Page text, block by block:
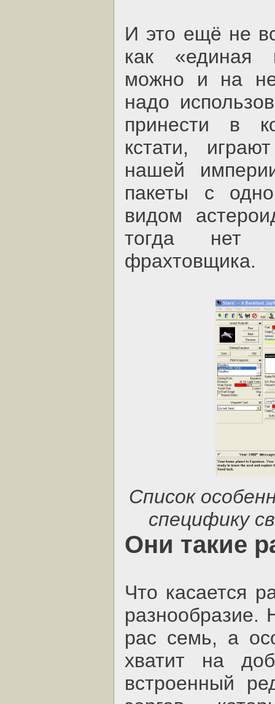
И это ещё не
как «единая
можно и на
надо
принести в
кстати,
нашей
пакеты с
видом
тогда нет
фрахтовщика.
Список
специфику
Они такие
Что касается
разнообразие.
рас семь, а
хватит на
встроенный